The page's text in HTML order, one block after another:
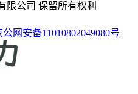
限公司 保留所有权利
公网安备11010802049080号